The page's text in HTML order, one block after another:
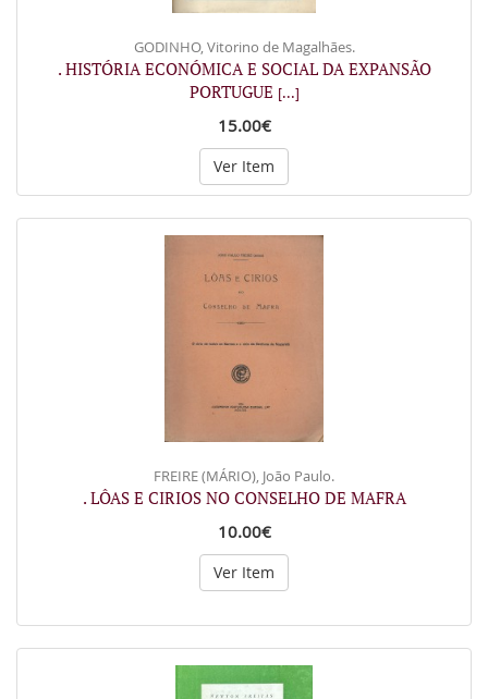
GODINHO, Vitorino de Magalhães.
. HISTÓRIA ECONÓMICA E SOCIAL DA EXPANSÃO
PORTUGUE [...]
15.00€
Ver Item
FREIRE (MÁRIO), João Paulo.
. LÔAS E CIRIOS NO CONSELHO DE MAFRA
10.00€
Ver Item